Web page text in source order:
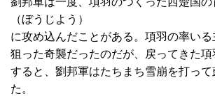
（ぼうじよう）
に攻め込んだことがある。項羽の率い
狙った奇襲だったのだが、戻ってきた
すると、劉邦軍はたちまち雪崩を打って
た。